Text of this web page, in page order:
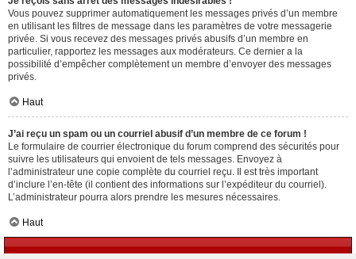
Vous pouvez supprimer automatiquement les messages privés d’un membre
en utilisant les filtres de message dans les paramètres de votre messagerie
privée. Si vous recevez des messages privés abusifs d’un membre en
particulier, rapportez les messages aux modérateurs. Ce dernier a la
possibilité d’empêcher complètement un membre d’envoyer des messages
privés.
Haut
J’ai reçu un spam ou un courriel abusif d’un membre de ce forum !
Le formulaire de courrier électronique du forum comprend des sécurités pour
suivre les utilisateurs qui envoient de tels messages. Envoyez à
l’administrateur une copie complète du courriel reçu. Il est très important
d’inclure l’en-tête (il contient des informations sur l’expéditeur du courriel).
L’administrateur pourra alors prendre les mesures nécessaires.
Haut